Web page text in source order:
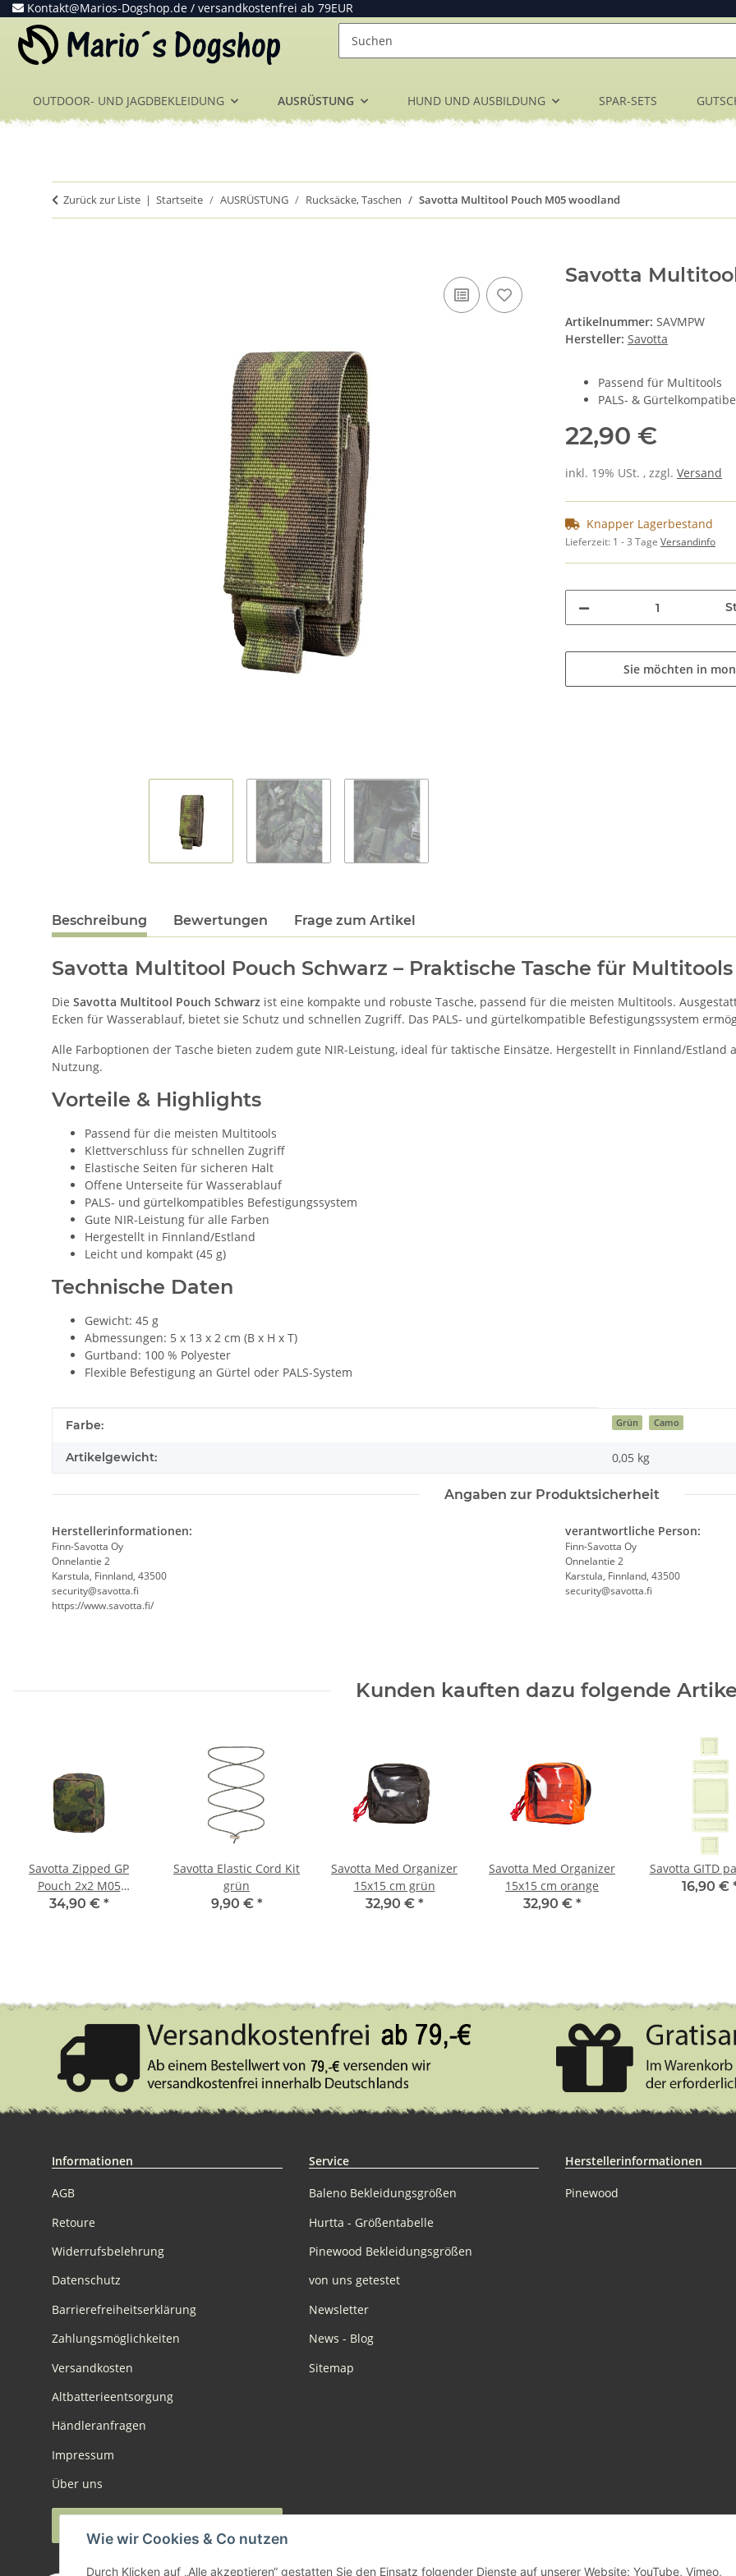
Wie wir Cookies & Co nutzen
Durch Klicken auf „Alle akzeptieren“ gestatten Sie den Einsatz folgender Dienste auf unserer Website: YouTube, Vimeo,
Kontakt@Marios-Dogshop.de / versandkostenfrei ab 79EUR
OUTDOOR- UND JAGDBEKLEIDUNG AUSRÜSTUNG HUND UND AUSBILDUNG SPAR-SETS
Zurück zur Liste Startseite AUSRÜSTUNG Rucksäcke, Taschen Savotta Multitool Pouch M05 woodland
Savotta
Artikelnummer: SAVMPW
Hersteller: Savotta
Passend für Multitools
PALS- &
22,90 €
inkl. 19% USt. , zzgl. Versand
Knapper Lagerbestand
Lieferzeit: 1 - 3 Tage Versandinfo
Sie möchten in
Beschreibung Bewertungen Frage zum Artikel
Savotta Multitool Pouch Schwarz – Praktische Tasche für Multitools
Die Savotta Multitool Pouch Schwarz ist eine kompakte und robuste Tasche, passend für die meisten Multitools.
Ecken für Wasserablauf, bietet sie Schutz und schnellen Zugriff. Das PALS- und gürtelkompatible Befestigungssystem
Alle Farboptionen der Tasche bieten zudem gute NIR-Leistung, ideal für taktische Einsätze. Hergestellt in Finnland/
Nutzung.
Vorteile & Highlights
Passend für die meisten Multitools
Klettverschluss für schnellen Zugriff
Elastische Seiten für sicheren Halt
Offene Unterseite für Wasserablauf
PALS- und gürtelkompatibles Befestigungssystem
Gute NIR-Leistung für alle Farben
Hergestellt in Finnland/Estland
Leicht und kompakt (45 g)
Technische Daten
Gewicht: 45 g
Abmessungen: 5 x 13 x 2 cm (B x H x T)
Gurtband: 100 % Polyester
Flexible Befestigung an Gürtel oder PALS-System
Produkteigenschaft
Wert
Farbe: Grün Camo
Artikelgewicht: 0,05 kg
Angaben zur Produktsicherheit
Herstellerinformationen:
Finn-Savotta Oy
Onnelantie 2
Karstula, Finnland, 43500
security@savotta.fi
https://www.savotta.fi/
verantwortliche Person:
Finn-Savotta Oy
Onnelantie 2
Karstula, Finnland, 43500
security@savotta.fi
Kunden kauften dazu folgende
Savotta Zipped GP
Pouch 2x2 M05
woodland
34,90 € *
Savotta Elastic Cord Kit
grün
9,90 € *
Savotta Med Organizer
15x15 cm grün
32,90 € *
Savotta Med Organizer
15x15 cm orange
32,90 € *
Savotta GITD
16,90 €
Informationen
AGB
Retoure
Widerrufsbelehrung
Datenschutz
Barrierefreiheitserklärung
Zahlungsmöglichkeiten
Versandkosten
Altbatterieentsorgung
Händleranfragen
Impressum
Über uns
Service
Baleno Bekleidungsgrößen
Hurtta - Größentabelle
Pinewood Bekleidungsgrößen
von uns getestet
Newsletter
News - Blog
Sitemap
Herstellerinformationen
Pinewood